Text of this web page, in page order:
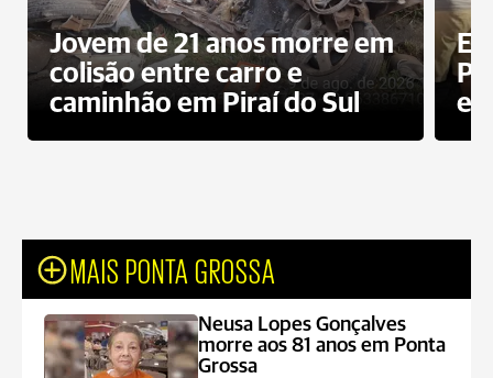
Jovem de 21 anos morre em
colisão entre carro e
caminhão em Piraí do Sul
MAIS PONTA GROSSA
Neusa Lopes Gonçalves
morre aos 81 anos em Ponta
Grossa